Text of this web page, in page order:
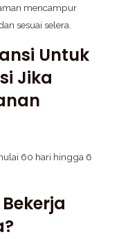
mencampur
sesuai selera.
Untuk
Jika
60 hari hingga 6